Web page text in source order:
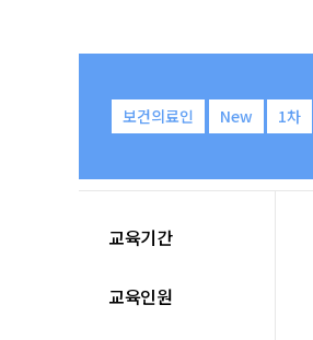
보건의료인 New 1차
교육기간
교육인원